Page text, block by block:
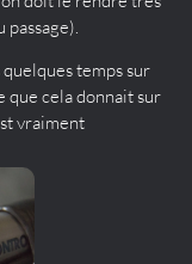
temps sur
que cela donnait sur
vraiment